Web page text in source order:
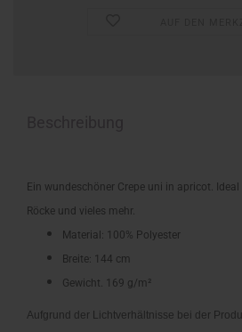
Ein wundeschöner Crepe uni in apricot.
Röcke und vieles mehr.
Material: 100% Polyester
Breite: 144 cm
Gewicht. 169 g/m²
Aufgrund der Lichtverhältnisse bei der